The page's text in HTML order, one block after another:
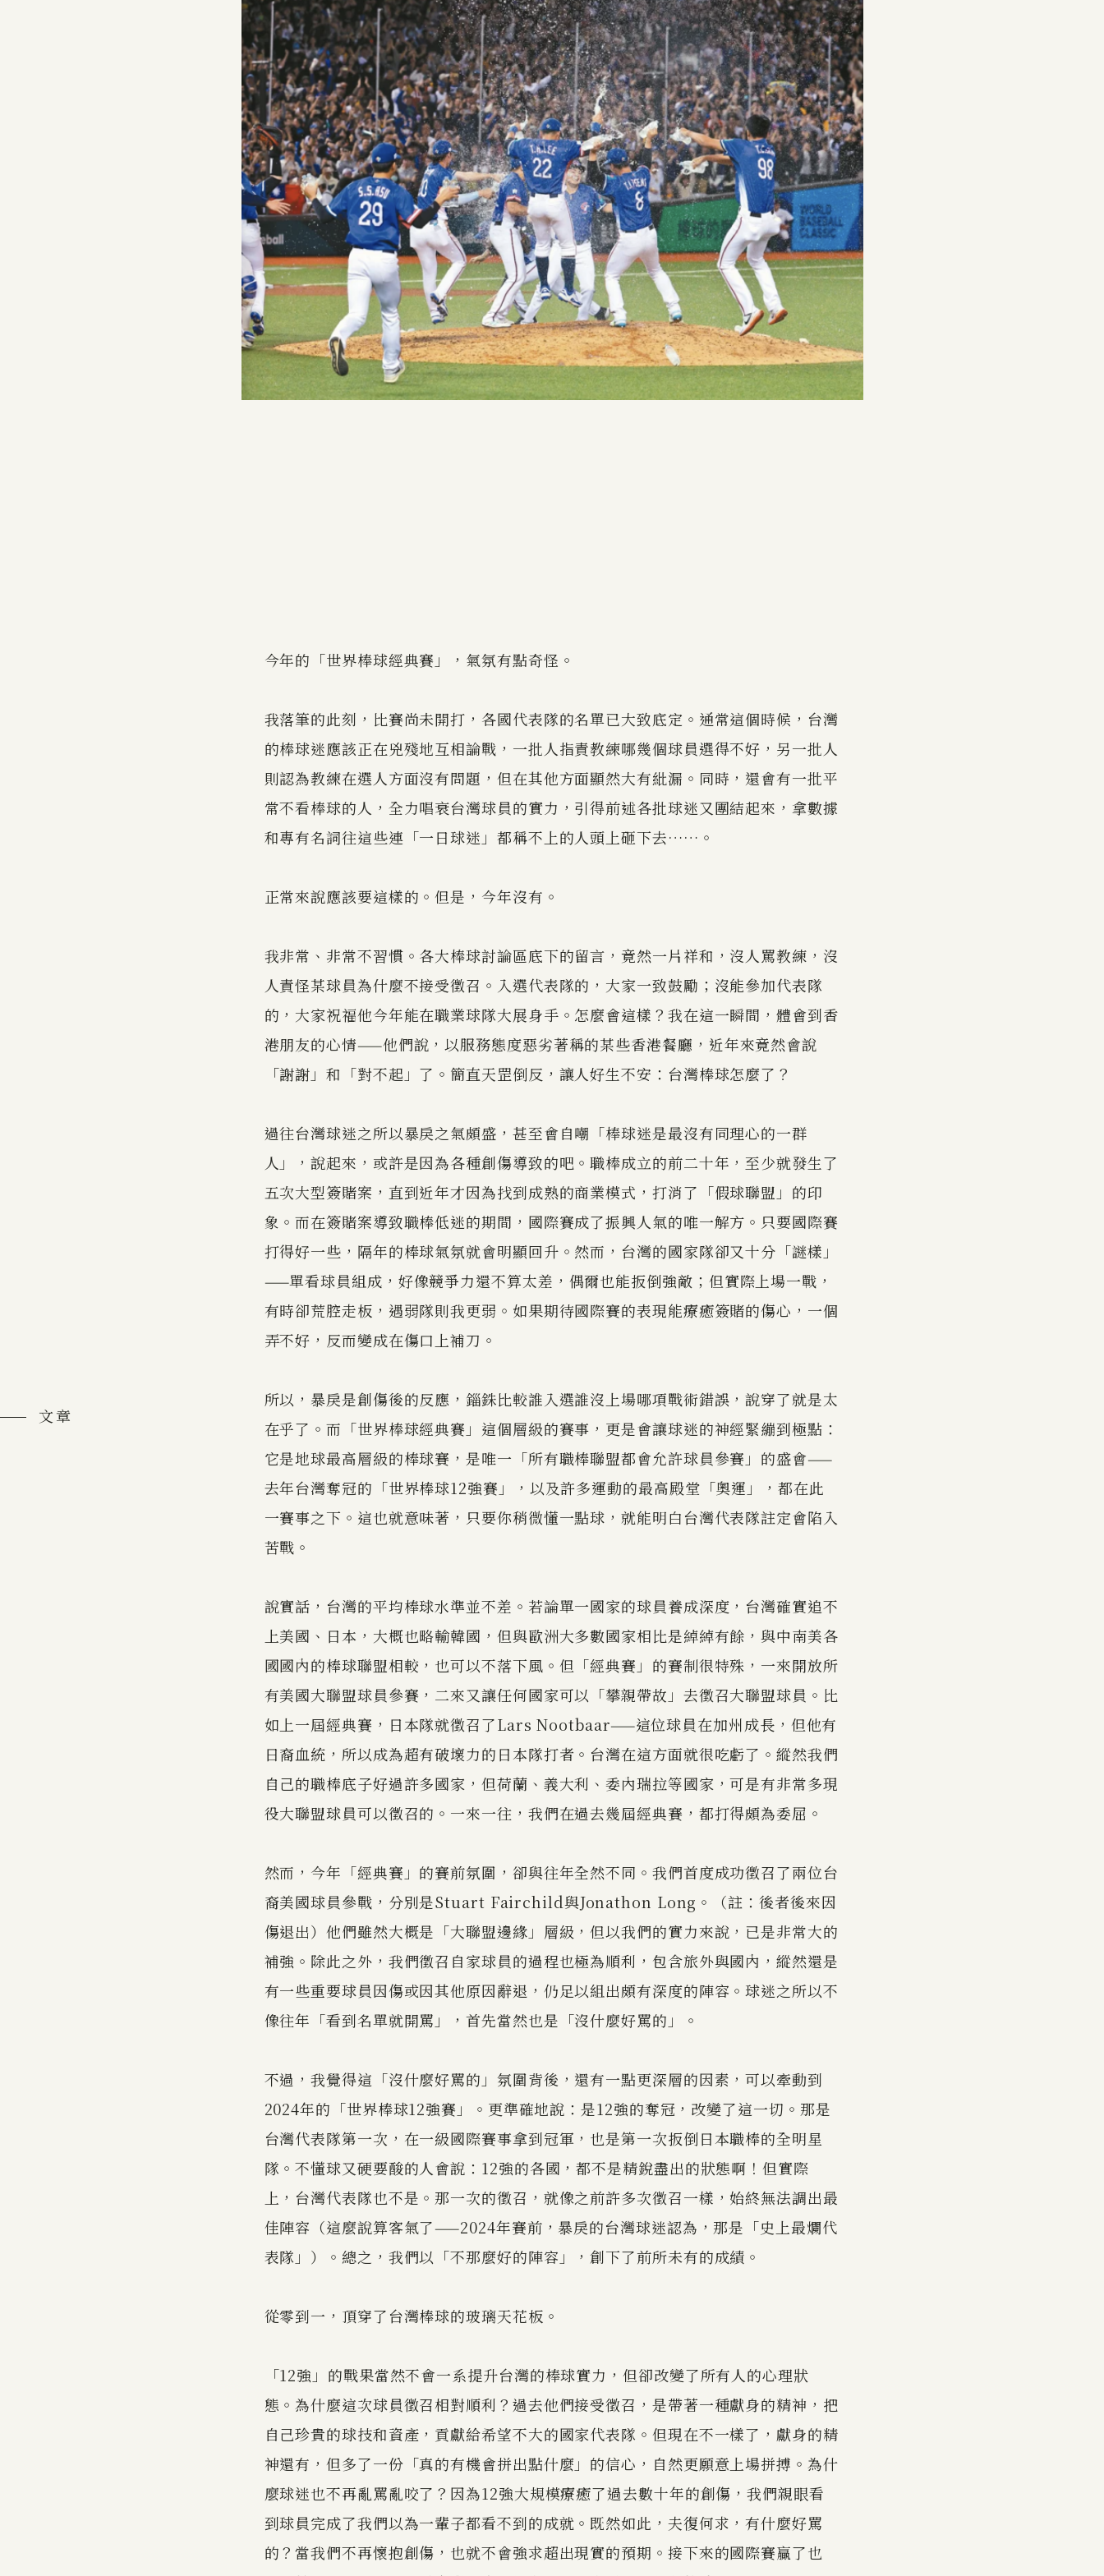
文章
今年的「世界棒球經典賽」，氣氛有點奇怪。
我落筆的此刻，比賽尚未開打，各國代表隊的名單已大致底定。通常這個時候，台灣
的棒球迷應該正在兇殘地互相論戰，一批人指責教練哪幾個球員選得不好，另一批人
則認為教練在選人方面沒有問題，但在其他方面顯然大有紕漏。同時，還會有一批平
常不看棒球的人，全力唱衰台灣球員的實力，引得前述各批球迷又團結起來，拿數據
和專有名詞往這些連「一日球迷」都稱不上的人頭上砸下去……。
正常來說應該要這樣的。但是，今年沒有。
我非常、非常不習慣。各大棒球討論區底下的留言，竟然一片祥和，沒人罵教練，沒
人責怪某球員為什麼不接受徵召。入選代表隊的，大家一致鼓勵；沒能參加代表隊
的，大家祝福他今年能在職業球隊大展身手。怎麼會這樣？我在這一瞬間，體會到香
港朋友的心情——他們說，以服務態度惡劣著稱的某些香港餐廳，近年來竟然會說
「謝謝」和「對不起」了。簡直天罡倒反，讓人好生不安：台灣棒球怎麼了？
過往台灣球迷之所以暴戾之氣頗盛，甚至會自嘲「棒球迷是最沒有同理心的一群
人」，說起來，或許是因為各種創傷導致的吧。職棒成立的前二十年，至少就發生了
五次大型簽賭案，直到近年才因為找到成熟的商業模式，打消了「假球聯盟」的印
象。而在簽賭案導致職棒低迷的期間，國際賽成了振興人氣的唯一解方。只要國際賽
打得好一些，隔年的棒球氣氛就會明顯回升。然而，台灣的國家隊卻又十分「謎樣」
——單看球員組成，好像競爭力還不算太差，偶爾也能扳倒強敵；但實際上場一戰，
有時卻荒腔走板，遇弱隊則我更弱。如果期待國際賽的表現能療癒簽賭的傷心，一個
弄不好，反而變成在傷口上補刀。
所以，暴戾是創傷後的反應，錙銖比較誰入選誰沒上場哪項戰術錯誤，說穿了就是太
在乎了。而「世界棒球經典賽」這個層級的賽事，更是會讓球迷的神經緊繃到極點：
它是地球最高層級的棒球賽，是唯一「所有職棒聯盟都會允許球員參賽」的盛會——
去年台灣奪冠的「世界棒球12強賽」，以及許多運動的最高殿堂「奧運」，都在此
一賽事之下。這也就意味著，只要你稍微懂一點球，就能明白台灣代表隊註定會陷入
苦戰。
說實話，台灣的平均棒球水準並不差。若論單一國家的球員養成深度，台灣確實追不
上美國、日本，大概也略輸韓國，但與歐洲大多數國家相比是綽綽有餘，與中南美各
國國內的棒球聯盟相較，也可以不落下風。但「經典賽」的賽制很特殊，一來開放所
有美國大聯盟球員參賽，二來又讓任何國家可以「攀親帶故」去徵召大聯盟球員。比
如上一屆經典賽，日本隊就徵召了Lars Nootbaar——這位球員在加州成長，但他有
日裔血統，所以成為超有破壞力的日本隊打者。台灣在這方面就很吃虧了。縱然我們
自己的職棒底子好過許多國家，但荷蘭、義大利、委內瑞拉等國家，可是有非常多現
役大聯盟球員可以徵召的。一來一往，我們在過去幾屆經典賽，都打得頗為委屈。
然而，今年「經典賽」的賽前氛圍，卻與往年全然不同。我們首度成功徵召了兩位台
裔美國球員參戰，分別是Stuart Fairchild與Jonathon Long。（註：後者後來因
傷退出）他們雖然大概是「大聯盟邊緣」層級，但以我們的實力來說，已是非常大的
補強。除此之外，我們徵召自家球員的過程也極為順利，包含旅外與國內，縱然還是
有一些重要球員因傷或因其他原因辭退，仍足以組出頗有深度的陣容。球迷之所以不
像往年「看到名單就開罵」，首先當然也是「沒什麼好罵的」。
不過，我覺得這「沒什麼好罵的」氛圍背後，還有一點更深層的因素，可以牽動到
2024年的「世界棒球12強賽」。更準確地說：是12強的奪冠，改變了這一切。那是
台灣代表隊第一次，在一級國際賽事拿到冠軍，也是第一次扳倒日本職棒的全明星
隊。不懂球又硬要酸的人會說：12強的各國，都不是精銳盡出的狀態啊！但實際
上，台灣代表隊也不是。那一次的徵召，就像之前許多次徵召一樣，始終無法調出最
佳陣容（這麼說算客氣了——2024年賽前，暴戾的台灣球迷認為，那是「史上最爛代
表隊」）。總之，我們以「不那麼好的陣容」，創下了前所未有的成績。
從零到一，頂穿了台灣棒球的玻璃天花板。
「12強」的戰果當然不會一系提升台灣的棒球實力，但卻改變了所有人的心理狀
態。為什麼這次球員徵召相對順利？過去他們接受徵召，是帶著一種獻身的精神，把
自己珍貴的球技和資產，貢獻給希望不大的國家代表隊。但現在不一樣了，獻身的精
神還有，但多了一份「真的有機會拼出點什麼」的信心，自然更願意上場拼搏。為什
麼球迷也不再亂罵亂咬了？因為12強大規模療癒了過去數十年的創傷，我們親眼看
到球員完成了我們以為一輩子都看不到的成就。既然如此，夫復何求，有什麼好罵
的？當我們不再懷抱創傷，也就不會強求超出現實的預期。接下來的國際賽贏了也